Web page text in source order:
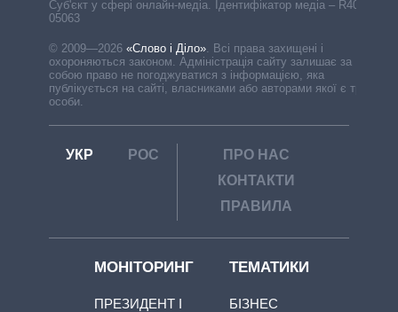
Cуб'єкт у сфері онлайн-медіа. Ідентифікатор медіа – R40-
05063
© 2009—2026 «Слово і Діло». Всі права захищені і
охороняються законом. Адміністрація сайту залишає за
собою право не погоджуватися з інформацією, яка
публікується на сайті, власниками або авторами якої є треті
особи.
УКР РОС
ПРО НАС
КОНТАКТИ
ПРАВИЛА
МОНІТОРИНГ
ПРЕЗИДЕНТ І
ТЕМАТИКИ
БІЗНЕС